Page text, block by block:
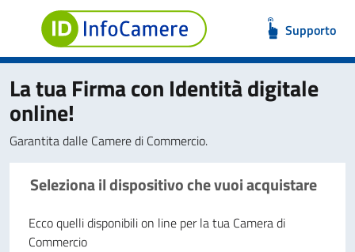
Supporto
La tua Firma con Identità digitale
online!
Garantita dalle Camere di Commercio.
Seleziona il dispositivo che vuoi acquistare
Ecco quelli disponibili on line per la tua Camera di
Commercio